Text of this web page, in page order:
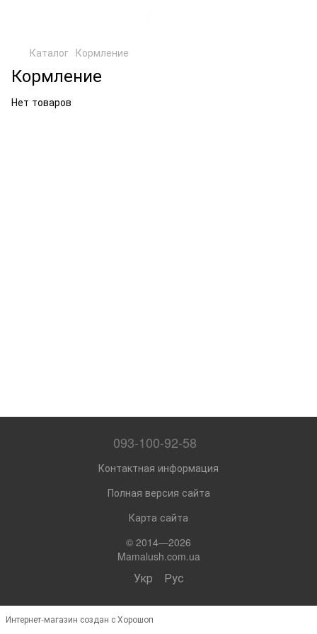
Каталог Кормление
Кормление
Нет товаров
093-100-92-58
Контактная информация
Полная версия сайта
Карта сайта
© 2014—2026
Mamalush.com.ua
Укр Рус
Интернет-магазин создан с Хорошоп